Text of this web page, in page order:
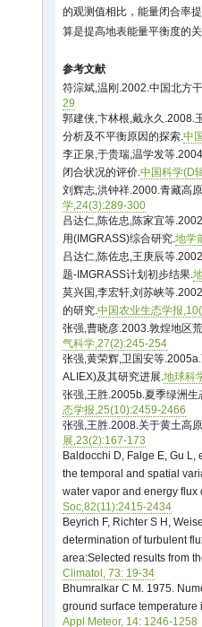
的观测值相比，能量闭合率
算是提高地表能量平衡度的
参考文献
符淙斌,温刚.2002.中国北方
29
郭建侠,卞林根,戴永久.2008.
分析及不平衡原因的探索.中
李正泉,于贵瑞,温学发等
闭合状况的评价.中国科学(D
刘辉志,洪钟祥.2000.青藏高
学,24(3):289-300
吕达仁,陈佐忠,陈家宜等
用(IMGRASS)综合研究.地学
吕达仁,陈佐忠,王庚辰等
题-IMGRASS计划初步结果.
莫兴国,李宏轩,刘苏峡等
的研究.中国农业生态学报
张强,曹晓彦.2003.敦煌地区
气科学,27(2):245-254
张强,黄荣辉,卫国安等
ALIEX)及其研究进展.地球科
张强,王胜.2005b.夏季绿洲
态学报,25(10):2459-2466
张强,王胜.2008.关于黄土高
展,23(2):167-173
Baldocchi D, Falge E, Gu L,
the temporal and spatial
water vapor and energy flux
Soc,82(11):2415-2434
Beyrich F, Richter S H,
determination of turbulent
area:Selected results from
Climatol, 73: 19-34
Bhumralkar C M. 1975.
ground surface
Appl Meteor, 14: 1246-1258